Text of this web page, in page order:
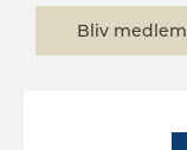
Bliv medlem